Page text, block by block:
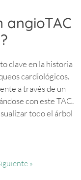
angioTAC
clave en la historia
cardiológicos.
a través de un
con este TAC.
todo el árbol
»